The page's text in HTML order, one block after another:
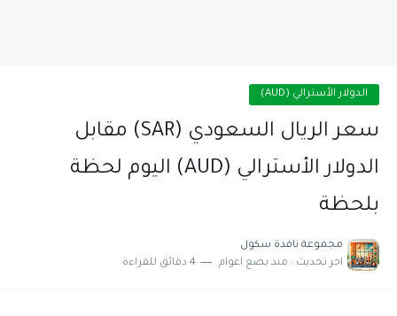
الدولار الأسترالي (AUD)
سعر الريال السعودي (SAR) مقابل
الدولار الأسترالي (AUD) اليوم لحظة
بلحظة
مجموعة نافدة سكول
اخر تحديث : منذ بضع اعوام 4 دقائق للقراءة